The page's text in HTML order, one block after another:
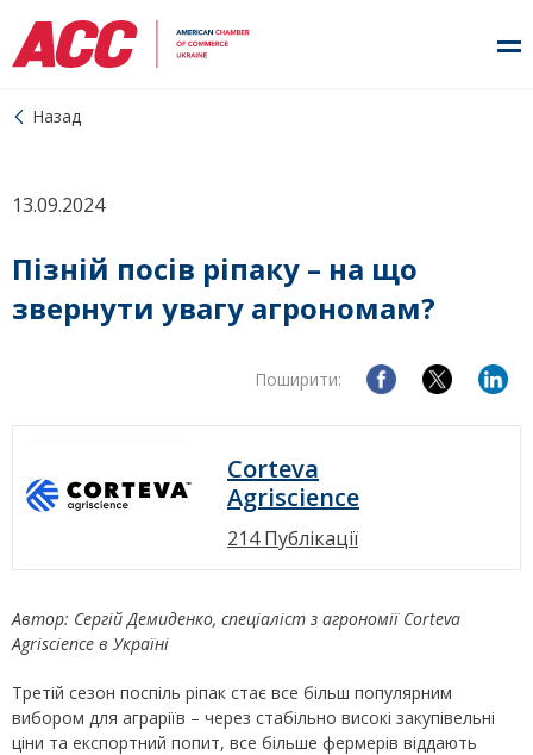
Назад
13.09.2024
Пізній посів ріпаку – на що
звернути увагу агрономам?
Поширити:
Corteva
Agriscience
214 Публікації
Автор: Сергій Демиденко, спеціаліст з агрономії Corteva
Agriscience в Україні
Третій сезон поспіль ріпак стає все більш популярним
вибором для аграріїв – через стабільно високі закупівельні
ціни та експортний попит, все більше фермерів віддають